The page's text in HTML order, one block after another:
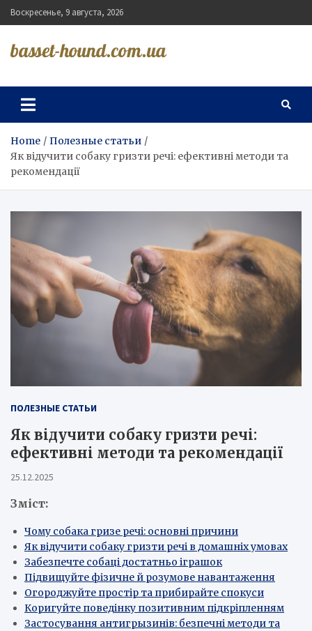
Skip
to
Воскресенье, 9 августа, 2026
basset-hound.com.ua
Home
Полезные статьи
Як відучити собаку гризти речі: ефективні методи та
рекомендації
ПОЛЕЗНЫЕ СТАТЬИ
Як відучити собаку гризти речі:
ефективні методи та рекомендації
25.12.2025
Зміст:
Чому собака гризе речі: основні причини
Як відучити собаку гризти речі в домашніх умовах
Забезпечте собаці достатньо іграшок
Підвищуйте фізичне й розумове навантаження
Огороджуйте простір та прибирайте спокуси
Коригуйте поведінку позитивним підкріпленням
Застосування антигрызинів: безпечні методи та